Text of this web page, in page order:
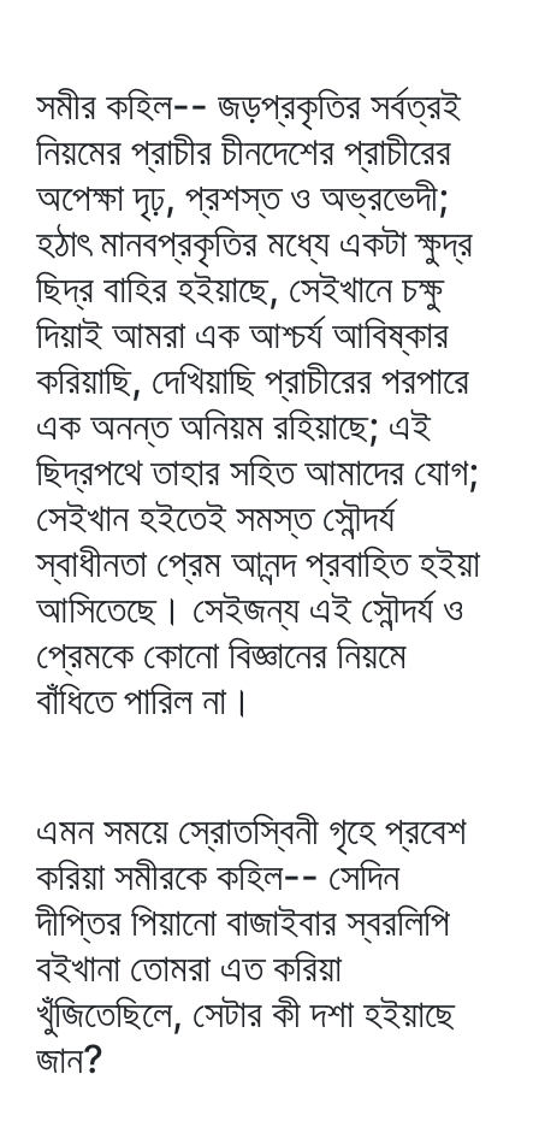
সমীর কহিল-- জড়প্রকৃতির সর্বত্রই
নিয়মের প্রাচীর চীনদেশের প্রাচীরের
অপেক্ষা দৃঢ়, প্রশস্ত ও অভ্রভেদী;
হঠাৎ মানবপ্রকৃতির মধ্যে একটা ক্ষুদ্র
ছিদ্র বাহির হইয়াছে, সেইখানে চক্ষু
দিয়াই আমরা এক আশ্চর্য আবিষ্কার
করিয়াছি, দেখিয়াছি প্রাচীরের পরপারে
এক অনন্ত অনিয়ম রহিয়াছে; এই
ছিদ্রপথে তাহার সহিত আমাদের যোগ;
সেইখান হইতেই সমস্ত সৌন্দর্য
স্বাধীনতা প্রেম আনন্দ প্রবাহিত হইয়া
আসিতেছে। সেইজন্য এই সৌন্দর্য ও
প্রেমকে কোনো বিজ্ঞানের নিয়মে
বাঁধিতে পারিল না।
এমন সময়ে স্রোতস্বিনী গৃহে প্রবেশ
করিয়া সমীরকে কহিল-- সেদিন
দীপ্তির পিয়ানো বাজাইবার স্বরলিপি
বইখানা তোমরা এত করিয়া
খুঁজিতেছিলে, সেটার কী দশা হইয়াছে
জান?